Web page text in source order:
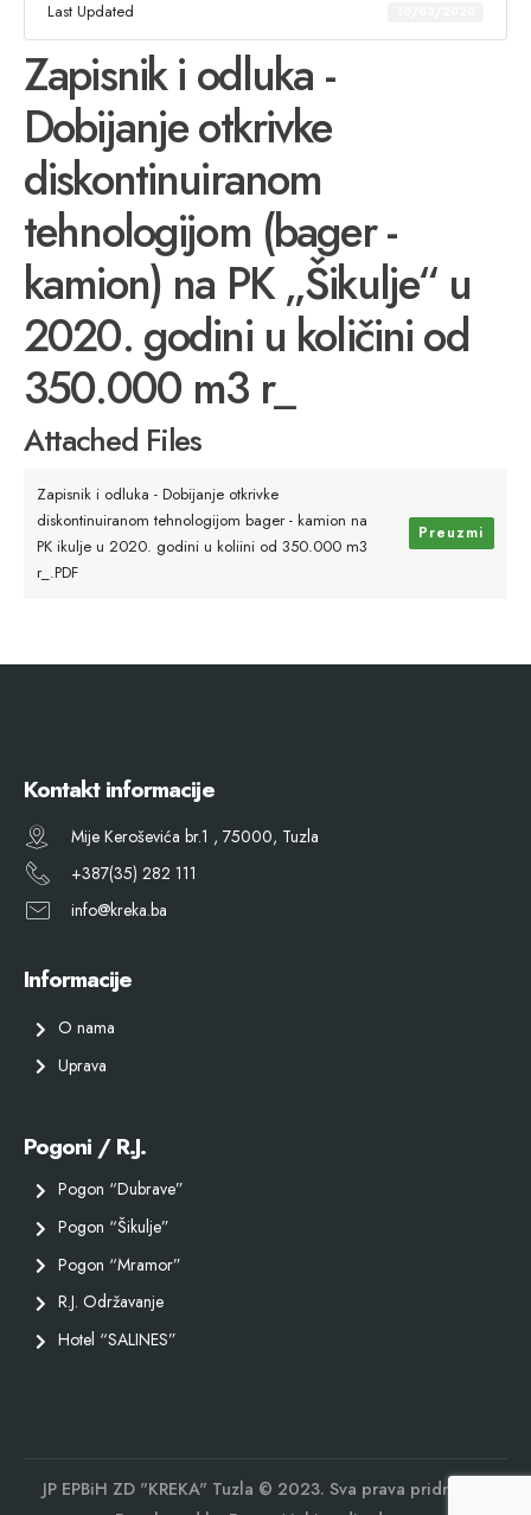
Last Updated
Zapisnik i odluka -
Dobijanje otkrivke
diskontinuiranom
tehnologijom (bager -
kamion) na PK „Šikulje“ u
2020. godini u količini od
350.000 m3 r_
Attached Files
Zapisnik i odluka - Dobijanje otkrivke
diskontinuiranom tehnologijom bager - kamion na
PK ikulje u 2020. godini u koliini od 350.000 m3
r_.PDF
Preuzmi
Kontakt informacije
Mije Keroševića br.1 , 75000, Tuzla
+387(35) 282 111
info@kreka.ba
Informacije
O nama
Uprava
Pogoni / R.J.
Pogon “Dubrave”
Pogon “Šikulje”
Pogon “Mramor”
R.J. Održavanje
Hotel “SALINES”
JP EPBiH ZD "KREKA" Tuzla © 2023. Sva prava pridržana.